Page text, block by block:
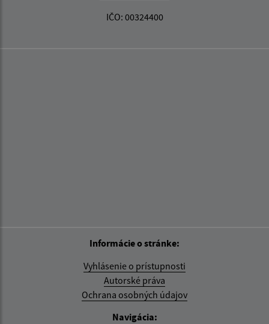
IČO: 00324400
Informácie o stránke:
Vyhlásenie o prístupnosti
Autorské práva
Ochrana osobných údajov
Navigácia: